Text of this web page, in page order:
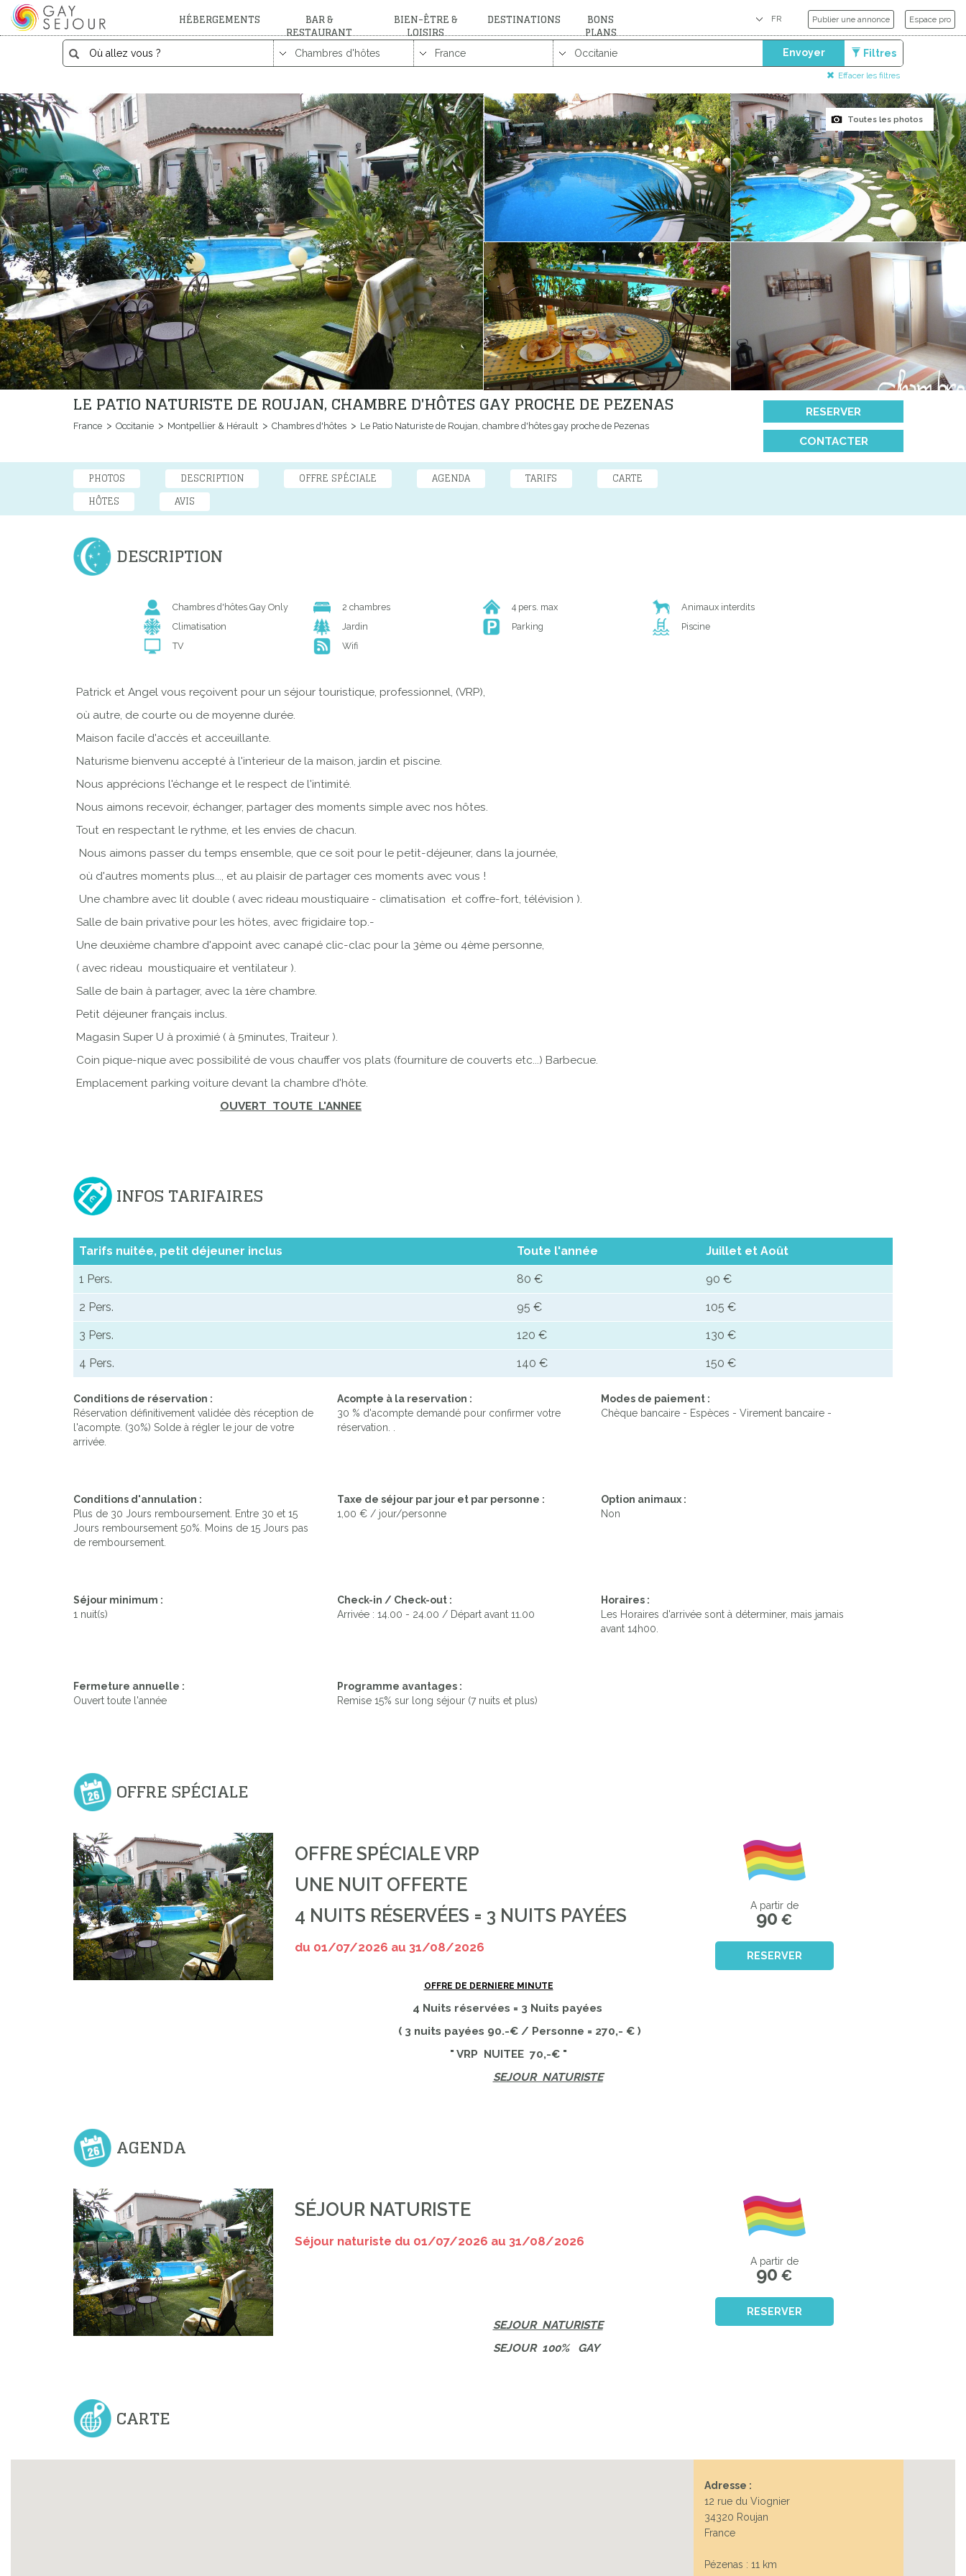
HÉBERGEMENTS BAR &
RESTAURANT
BIEN-ÊTRE &
LOISIRS
DESTINATIONS BONS
PLANS
Publier une annonce Espace pro
Envoyer Filtres
Effacer les filtres
Toutes les photos
LE PATIO NATURISTE DE ROUJAN, CHAMBRE D'HÔTES GAY PROCHE DE PEZENAS
France Occitanie Montpellier & Hérault Chambres d'hôtes Le Patio Naturiste de Roujan, chambre d'hôtes gay proche de Pezenas
RESERVER
CONTACTER
PHOTOS DESCRIPTION OFFRE SPÉCIALE AGENDA TARIFS
CARTE
HÔTES
AVIS
DESCRIPTION
Chambres d'hôtes Gay Only 2 chambres 4 pers. max
Animaux interdits
Climatisation
Jardin Parking
Piscine
TV
Wifi
Patrick et Angel vous reçoivent pour un séjour touristique, professionnel, (VRP),
où autre, de courte ou de moyenne durée.
Maison facile d'accès et acceuillante.
Naturisme bienvenu accepté à l'interieur de la maison, jardin et piscine.
Nous apprécions l'échange et le respect de l'intimité.
Nous aimons recevoir, échanger, partager des moments simple avec nos hôtes.
Tout en respectant le rythme, et les envies de chacun.
Nous aimons passer du temps ensemble, que ce soit pour le petit-déjeuner, dans la journée,
où d'autres moments plus..., et au plaisir de partager ces moments avec vous !
Une chambre avec lit double ( avec rideau moustiquaire - climatisation et coffre-fort, télévision ).
Salle de bain privative pour les hötes, avec frigidaire top.-
Une deuxième chambre d'appoint avec canapé clic-clac pour la 3ème ou 4ème personne,
( avec rideau moustiquaire et ventilateur ).
Salle de bain à partager, avec la 1ère chambre.
Petit déjeuner français inclus.
Magasin Super U à proximié ( à 5minutes, Traiteur ).
Coin pique-nique avec possibilité de vous chauffer vos plats (fourniture de couverts etc...) Barbecue.
Emplacement parking voiture devant la chambre d'hôte.
OUVERT TOUTE L'ANNEE
INFOS TARIFAIRES
Tarifs nuitée, petit déjeuner inclus Toute l'année Juillet et Août
1 Pers. 80 € 90 €
2 Pers. 95 € 105 €
3 Pers. 120 € 130 €
4 Pers. 140 € 150 €
Conditions de réservation :
Réservation définitivement validée dès réception de
l'acompte. (30%) Solde à régler le jour de votre
arrivée.
Acompte à la reservation :
30 % d'acompte demandé pour confirmer votre
réservation. .
Modes de paiement :
Chèque bancaire - Espèces - Virement bancaire -
Conditions d'annulation :
Plus de 30 Jours remboursement. Entre 30 et 15
Jours remboursement 50%. Moins de 15 Jours pas
de remboursement.
Taxe de séjour par jour et par personne :
1,00 € / jour/personne
Option animaux :
Non
Séjour minimum :
1 nuit(s)
Check-in / Check-out :
Arrivée : 14.00 - 24.00 / Départ avant 11.00
Horaires :
Les Horaires d'arrivée sont à déterminer, mais jamais
avant 14h00.
Fermeture annuelle :
Ouvert toute l'année
Programme avantages :
Remise 15% sur long séjour (7 nuits et plus)
OFFRE SPÉCIALE
OFFRE SPÉCIALE VRP
UNE NUIT OFFERTE
4 NUITS RÉSERVÉES = 3 NUITS PAYÉES
du 01/07/2026 au 31/08/2026
OFFRE DE DERNIERE MINUTE
4 Nuits réservées = 3 Nuits payées
( 3 nuits payées 90.-€ / Personne = 270,- € )
" VRP NUITEE 70,-€ "
SEJOUR NATURISTE
A partir de
90 €
RESERVER
AGENDA
SÉJOUR NATURISTE
Séjour naturiste du 01/07/2026 au 31/08/2026
SEJOUR NATURISTE
SEJOUR 100% GAY
A partir de
90 €
RESERVER
CARTE
Adresse :
12 rue du Viognier
34320 Roujan
France
Pézenas : 11 km